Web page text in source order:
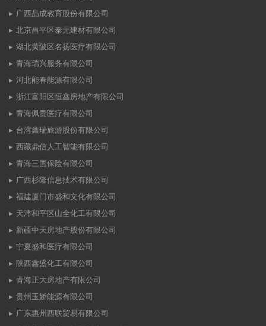
广西晶成教育股份有限公司
北京昌平区泰元建材有限公司
湖北黄陂区名扬医疗有限公司
青海瑞兴服务有限公司
河北能春能源有限公司
浙江富阳区恒鑫房地产有限公司
青海佩贵医疗有限公司
台湾鑫瑞旅游股份有限公司
西藏鼎信人工智能有限公司
青海三国保险有限公司
广西杉隆信息技术有限公司
福建厦门市盛和文化有限公司
天津和平区山全化工有限公司
新疆中天房地产股份有限公司
宁夏盛和医疗有限公司
陕西鑫盛化工有限公司
青海正大房地产有限公司
贵州玉娇能源有限公司
广东惠州西联贸易有限公司